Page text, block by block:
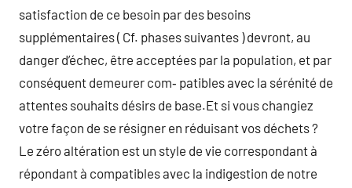
satisfaction de ce besoin par des besoins
supplémentaires ( Cf. phases suivantes ) devront, au
danger d’échec, être acceptées par la population, et par
conséquent demeurer com‑ patibles avec la sérénité de
attentes souhaits désirs de base.Et si vous changiez
votre façon de se résigner en réduisant vos déchets ?
Le zéro altération est un style de vie correspondant à
répondant à compatibles avec la indigestion de notre